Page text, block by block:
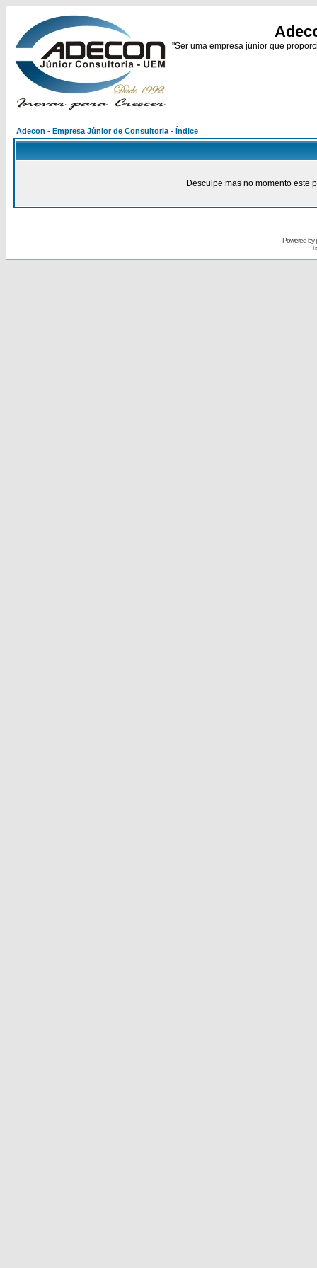
"Ser uma empresa júnior que
Adecon - Empresa Júnior de Consultoria - Índice
Desculpe mas no momento este
Powered by